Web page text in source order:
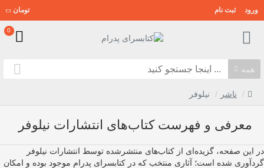
ورود ثبت نام تومان
0
همه
ناشر نیلوفر
معرفی و فهرست کتاب‌های انتشارات نیلوفر
در این صفحه، گزیده‌ای از کتاب‌های منتشرشده توسط انتشارات نیلوفر
گردآوری شده است؛ آثاری منتخب که در کتابسرای پدرام موجود بوده و امکان